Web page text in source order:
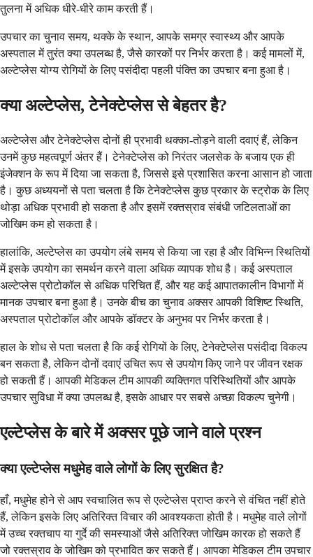
तुलना में अधिक धीरे-धीरे काम करती हैं।
उपचार का चुनाव समय, थक्के के स्थान, आपके समग्र स्वास्थ्य और आपके
अस्पताल में तुरंत क्या उपलब्ध है, जैसे कारकों पर निर्भर करता है। कई मामलों में,
अल्टेप्लेस योग्य रोगियों के लिए पसंदीदा पहली पंक्ति का उपचार बना हुआ है।
क्या अल्टेप्लेस, टेनेक्टेप्लेस से बेहतर है?
अल्टेप्लेस और टेनेक्टेप्लेस दोनों ही प्रभावी थक्का-तोड़ने वाली दवाएं हैं, लेकिन
उनमें कुछ महत्वपूर्ण अंतर हैं। टेनेक्टेप्लेस को निरंतर जलसेक के बजाय एक ही
इंजेक्शन के रूप में दिया जा सकता है, जिससे इसे प्रशासित करना आसान हो जाता
है। कुछ अध्ययनों से पता चलता है कि टेनेक्टेप्लेस कुछ प्रकार के स्ट्रोक के लिए
थोड़ा अधिक प्रभावी हो सकता है और इसमें रक्तस्राव संबंधी जटिलताओं का
जोखिम कम हो सकता है।
हालांकि, अल्टेप्लेस का उपयोग लंबे समय से किया जा रहा है और विभिन्न स्थितियों
में इसके उपयोग का समर्थन करने वाला अधिक व्यापक शोध है। कई अस्पताल
अल्टेप्लेस प्रोटोकॉल से अधिक परिचित हैं, और यह कई आपातकालीन विभागों में
मानक उपचार बना हुआ है। उनके बीच का चुनाव अक्सर आपकी विशिष्ट स्थिति,
अस्पताल प्रोटोकॉल और आपके डॉक्टर के अनुभव पर निर्भर करता है।
हाल के शोध से पता चलता है कि कई रोगियों के लिए, टेनेक्टेप्लेस पसंदीदा विकल्प
बन सकता है, लेकिन दोनों दवाएं उचित रूप से उपयोग किए जाने पर जीवन रक्षक
हो सकती हैं। आपकी मेडिकल टीम आपकी व्यक्तिगत परिस्थितियों और आपके
उपचार सुविधा में क्या उपलब्ध है, इसके आधार पर सबसे अच्छा विकल्प चुनेगी।
एल्टेप्लेस के बारे में अक्सर पूछे जाने वाले प्रश्न
क्या एल्टेप्लेस मधुमेह वाले लोगों के लिए सुरक्षित है?
हाँ, मधुमेह होने से आप स्वचालित रूप से एल्टेप्लेस प्राप्त करने से वंचित नहीं होते
हैं, लेकिन इसके लिए अतिरिक्त विचार की आवश्यकता होती है। मधुमेह वाले लोगों
में उच्च रक्तचाप या गुर्दे की समस्याओं जैसे अतिरिक्त जोखिम कारक हो सकते हैं
जो रक्तस्राव के जोखिम को प्रभावित कर सकते हैं। आपका मेडिकल टीम उपचार